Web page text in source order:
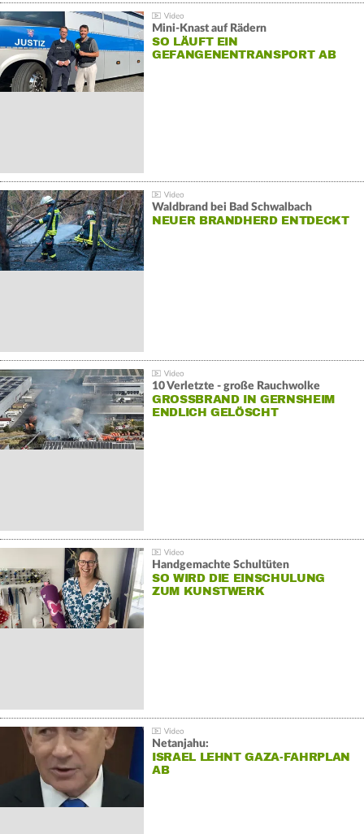
Mini-Knast auf Rädern
SO LÄUFT EIN
GEFANGENENTRANSPORT AB
Waldbrand bei Bad Schwalbach
NEUER BRANDHERD ENTDECKT
10 Verletzte - große Rauchwolke
GROSSBRAND IN GERNSHEIM E
NDLICH GELÖSCHT
Handgemachte Schultüten
SO WIRD DIE EINSCHULUNG
ZUM KUNSTWERK
Netanjahu:
ISRAEL LEHNT GAZA-FAHRPLAN
AB